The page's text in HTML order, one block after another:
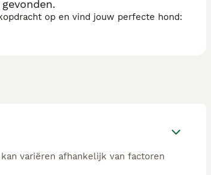
op en vind jouw perfecte hond:
variëren afhankelijk van factoren